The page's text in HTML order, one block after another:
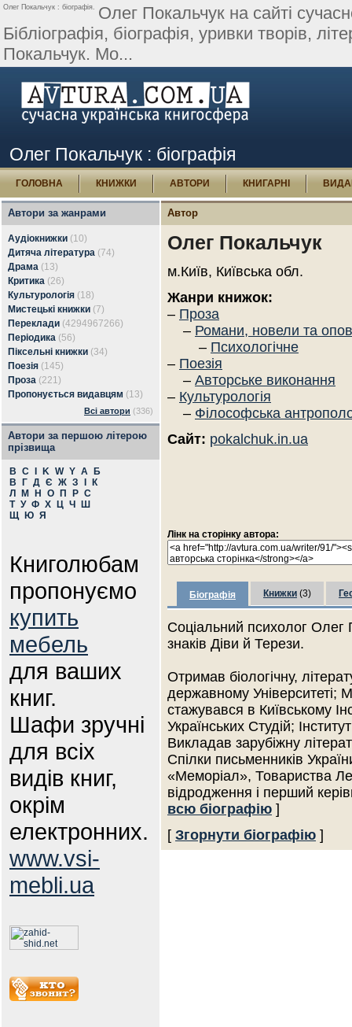
Олег Покальчук : біографія. Олег Покальчук на сайті
Бібліографія, біографія, уривки творів,
Покальчук. Мо...
Олег Покальчук : біографія
ГОЛОВНА КНИЖКИ АВТОРИ КНИГАРНІ
Автори за жанрами
Аудіокнижки (10)
Дитяча література (74)
Драма (13)
Критика (26)
Культурологія (18)
Мистецькі книжки (7)
Переклади (4294967266)
Періодика (56)
Піксельні книжки (34)
Поезія (145)
Проза (221)
Пропонується видавцям (13)
Всі автори (336)
Автори за першою літерою
прізвища
B C K W Y А
Б
В
Г Д Є Ж З
К
Л
М Н О П Р С
Т У Ф Х Ц Ч
Ш
Щ
Ю Я
Книголюбам
пропонуємо
купить
мебель
для ваших
книг.
Шафи зручні
для всіх
видів книг,
окрім
електронних.
www.vsi-
mebli.ua
Автор
Олег Покальчук
м.Київ, Київська обл.
Жанри книжок:
– Проза
– Романи, новели та
– Психологічне
– Поезія
– Авторське виконання
– Культурологія
– Філософська
Сайт: pokalchuk.in.ua
Лінк на сторінку автора:
Біографія Книжки (3)
Соціальний психолог Олег
знаків Діви й Терези.
Отримав біологічну,
державному Університеті;
стажувався в Київському
Українських Студій;
Викладав зарубіжну
Спілки письменників
«Меморіал», Товариства
відродження і перший
всю біографію ]
[ Згорнути біографію ]